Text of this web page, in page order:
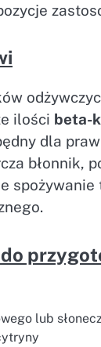
ilości beta-
dla
błonnik,
lub